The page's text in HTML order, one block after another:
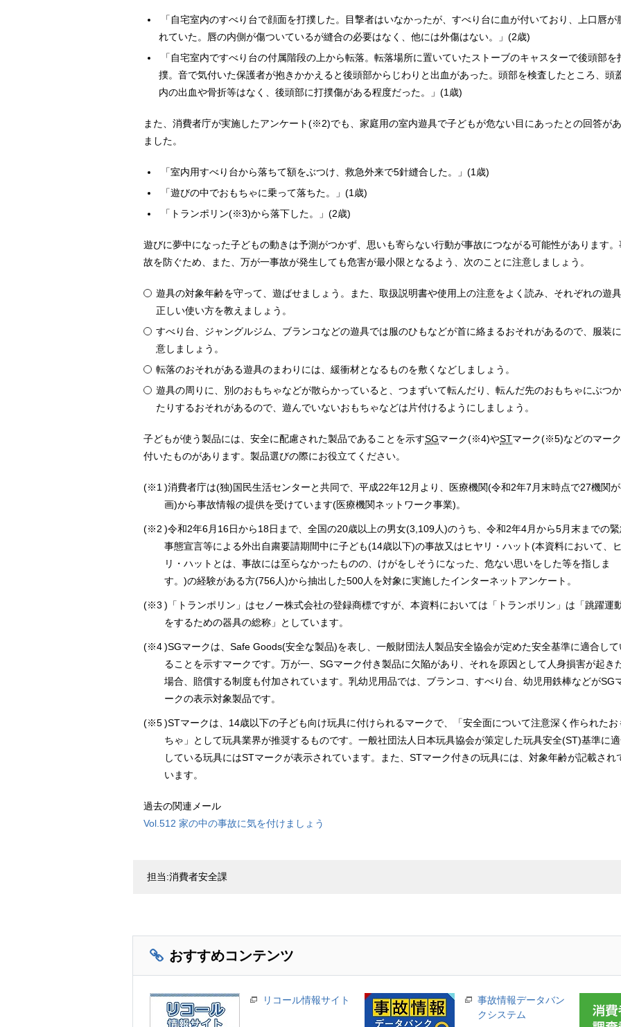
「自宅室内のすべり台で顔面を打撲した。目撃者はいなかったが、すべり台に血が付いており、上口唇が
れていた。唇の内側が傷ついているが縫合の必要はなく、他には外傷はない。」(2歳)
「自宅室内ですべり台の付属階段の上から転落。転落場所に置いていたストーブのキャスターで後頭部を
撲。音で気付いた保護者が抱きかかえると後頭部からじわりと出血があった。頭部を検査したところ、頭
内の出血や骨折等はなく、後頭部に打撲傷がある程度だった。」(1歳)
また、消費者庁が実施したアンケート(※2)でも、家庭用の室内遊具で子どもが危ない目にあったとの回答が
ました。
「室内用すべり台から落ちて額をぶつけ、救急外来で5針縫合した。」(1歳)
「遊びの中でおもちゃに乗って落ちた。」(1歳)
「トランポリン(※3)から落下した。」(2歳)
遊びに夢中になった子どもの動きは予測がつかず、思いも寄らない行動が事故につながる可能性があります。
故を防ぐため、また、万が一事故が発生しても危害が最小限となるよう、次のことに注意しましょう。
遊具の対象年齢を守って、遊ばせましょう。また、取扱説明書や使用上の注意をよく読み、それぞれの遊
正しい使い方を教えましょう。
すべり台、ジャングルジム、ブランコなどの遊具では服のひもなどが首に絡まるおそれがあるので、服装
意しましょう。
転落のおそれがある遊具のまわりには、緩衝材となるものを敷くなどしましょう。
遊具の周りに、別のおもちゃなどが散らかっていると、つまずいて転んだり、転んだ先のおもちゃにぶつ
たりするおそれがあるので、遊んでいないおもちゃなどは片付けるようにしましょう。
子どもが使う製品には、安全に配慮された製品であることを示すSGマーク(※4)やSTマーク(※5)などのマー
付いたものがあります。製品選びの際にお役立てください。
(※1 )消費者庁は(独)国民生活センターと共同で、平成22年12月より、医療機関(令和2年7月末時点で27機関
画)から事故情報の提供を受けています(医療機関ネットワーク事業)。
(※2 )令和2年6月16日から18日まで、全国の20歳以上の男女(3,109人)のうち、令和2年4月から5月末までの緊
事態宣言等による外出自粛要請期間中に子ども(14歳以下)の事故又はヒヤリ・ハット(本資料において、
リ・ハットとは、事故には至らなかったものの、けがをしそうになった、危ない思いをした等を指しま
す。)の経験がある方(756人)から抽出した500人を対象に実施したインターネットアンケート。
(※3 )「トランポリン」はセノー株式会社の登録商標ですが、本資料においては「トランポリン」は「跳躍運
をするための器具の総称」としています。
(※4)SGマークは、Safe Goods(安全な製品)を表し、一般財団法人製品安全協会が定めた安全基準に適合して
ることを示すマークです。万が一、 SGマーク付き製品に欠陥があり、それを原因として人身損害が起き
場合、賠償する制度も付加されています。乳幼児用品では、ブランコ、すべり台、幼児用鉄棒などがSG
ークの表示対象製品です。
(※5)STマークは、14歳以下の子ども向け玩具に付けられるマークで、「安全面について注意深く作られたお
ちゃ」として玩具業界が推奨するものです。一般社団法人日本玩具協会が策定した玩具安全(ST)基準に
している玩具にはSTマークが表示されています。また、 STマーク付きの玩具には、対象年齢が記載され
います。
過去の関連メール
Vol.512 家の中の事故に気を付けましょう
担当:消費者安全課
おすすめコンテンツ
リコール情報サイト
事故情報データバン
クシステム